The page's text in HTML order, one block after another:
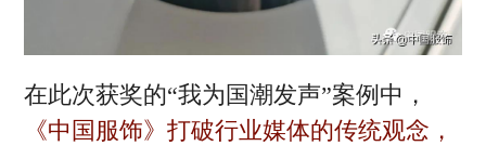
在此次获奖的“我为国潮发声”案例中，
《中国服饰》打破行业媒体的传统观念，